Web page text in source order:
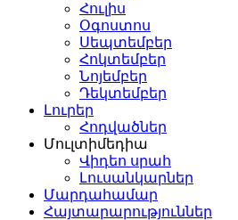
Հուլիս
Օգոստոս
Սեպտեմբեր
Հոկտեմբեր
Նոյեմբեր
Դեկտեմբեր
Լուրեր
Հոդվածներ
Մուլտիմեդիա
Վիդեո սրահ
Լուսանկարներ
Մարդահամար
Հայտարարություններ